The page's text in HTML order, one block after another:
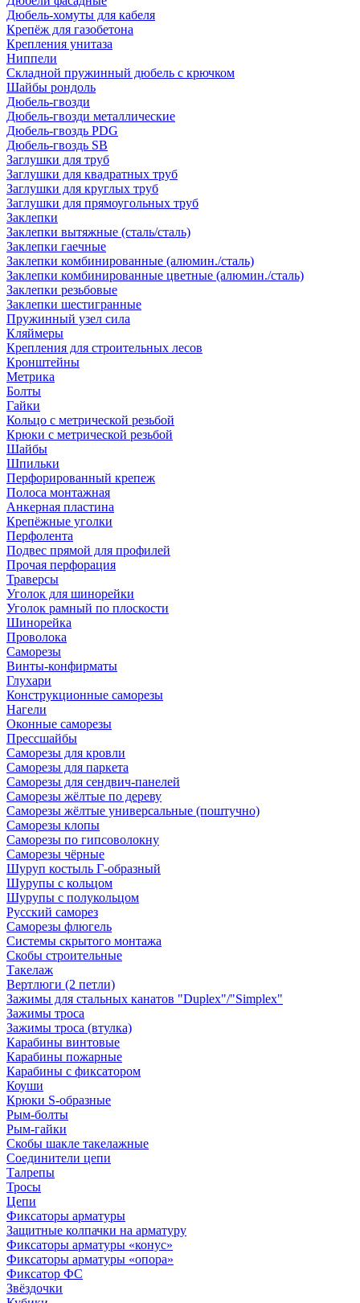
Дюбель-хомуты для кабеля
Крепёж для газобетона
Крепления унитаза
Ниппели
Складной пружинный дюбель с крючком
Шайбы рондоль
Дюбель-гвозди
Дюбель-гвозди металлические
Дюбель-гвоздь PDG
Дюбель-гвоздь SB
Заглушки для труб
Заглушки для квадратных труб
Заглушки для круглых труб
Заглушки для прямоугольных труб
Заклепки
Заклепки вытяжные (сталь/сталь)
Заклепки гаечные
Заклепки комбинированные (алюмин./сталь)
Заклепки комбинированные цветные (алюмин./сталь)
Заклепки резьбовые
Заклепки шестигранные
Пружинный узел сила
Кляймеры
Крепления для строительных лесов
Кронштейны
Метрика
Болты
Гайки
Кольцо с метрической резьбой
Крюки с метрической резьбой
Шайбы
Шпильки
Перфорированный крепеж
Полоса монтажная
Анкерная пластина
Крепёжные уголки
Перфолента
Подвес прямой для профилей
Прочая перфорация
Траверсы
Уголок для шинорейки
Уголок рамный по плоскости
Шинорейка
Проволока
Саморезы
Винты-конфирматы
Глухари
Конструкционные саморезы
Нагели
Оконные саморезы
Прессшайбы
Саморезы для кровли
Саморезы для паркета
Саморезы для сендвич-панелей
Саморезы жёлтые по дереву
Саморезы жёлтые универсальные (поштучно)
Саморезы клопы
Саморезы по гипсоволокну
Саморезы чёрные
Шуруп костыль Г-образный
Шурупы с кольцом
Шурупы с полукольцом
Русский саморез
Саморезы флюгель
Системы скрытого монтажа
Скобы строительные
Такелаж
Вертлюги (2 петли)
Зажимы для стальных канатов "Duplex"/"Simplex"
Зажимы троса
Зажимы троса (втулка)
Карабины винтовые
Карабины пожарные
Карабины с фиксатором
Коуши
Крюки S-образные
Рым-болты
Рым-гайки
Скобы шакле такелажные
Соединители цепи
Талрепы
Тросы
Цепи
Фиксаторы арматуры
Защитные колпачки на арматуру
Фиксаторы арматуры «конус»
Фиксаторы арматуры «опора»
Фиксатор ФС
Звёздочки